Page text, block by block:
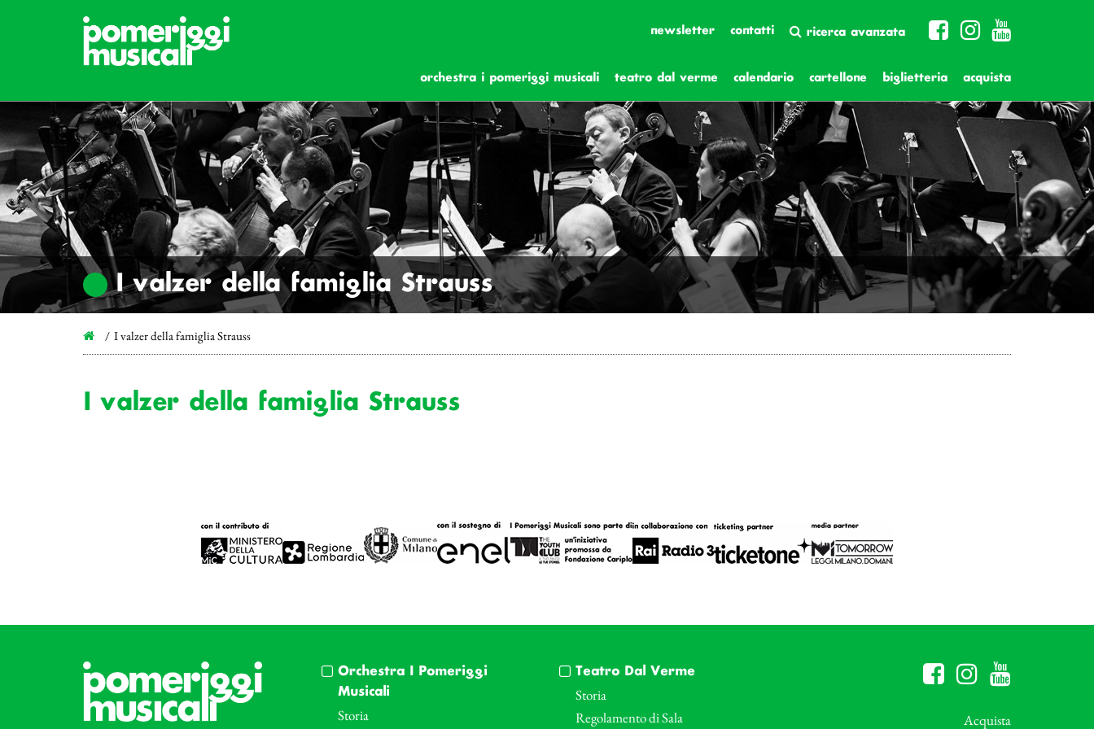
newsletter contatti ricerca avanzata
orchestra i pomeriggi musicali teatro dal verme calendario cartellone biglietteria acquista
I valzer della famiglia Strauss
I valzer della famiglia Strauss
I valzer della famiglia Strauss
Orchestra I Pomeriggi
Musicali
Storia
Teatro Dal Verme
Storia
Regolamento di Sala
Acquista